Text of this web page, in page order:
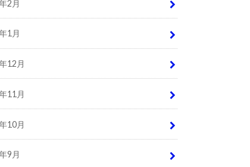
2月
1月
12月
11月
10月
9月